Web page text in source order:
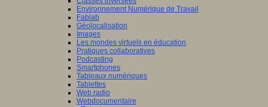
Environnement Numérique de Travail
Fablab
Géolocalisation
Images
Les mondes virtuels en éducation
Pratiques collaboratives
Podcasting
Smartphones
Tableaux numériques
Tablettes
Web radio
Webdocumentaire